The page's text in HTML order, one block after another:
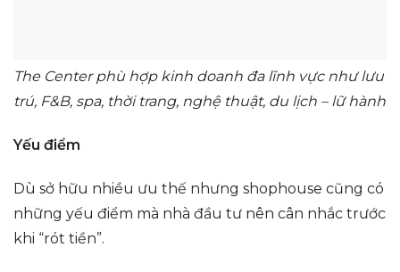
The Center phù hợp kinh doanh đa lĩnh vực như lưu
trú, F&B, spa, thời trang, nghệ thuật, du lịch – lữ hành​
Yếu điểm
Dù sở hữu nhiều ưu thế nhưng shophouse cũng có
những yếu điểm mà nhà đầu tư nên cân nhắc trước
khi “rót tiền”.